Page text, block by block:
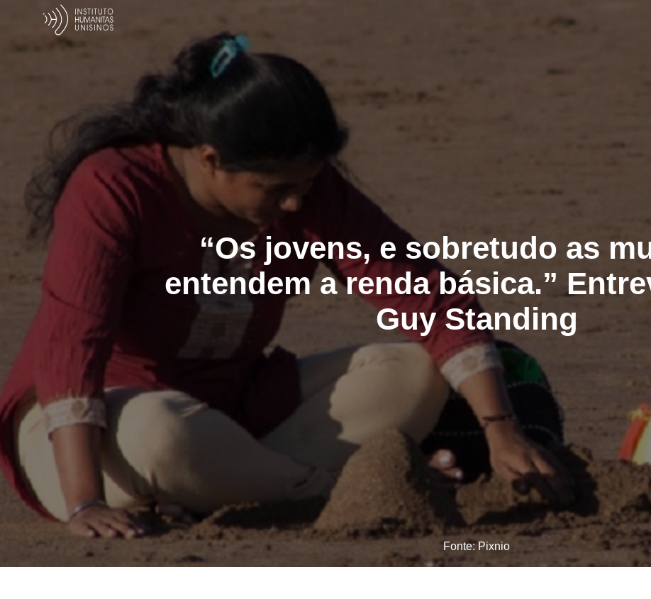
“Os jovens, e sobretudo as
entendem a renda básica.”
Guy Standing
Fonte: Pixnio